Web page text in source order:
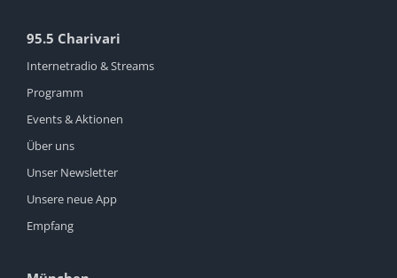
95.5 Charivari
Internetradio & Streams
Programm
Events & Aktionen
Über uns
Unser Newsletter
Unsere neue App
Empfang